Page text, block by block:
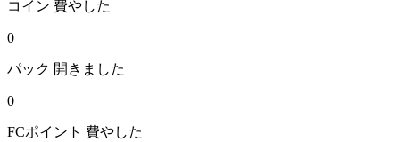
コイン 費やした
0
パック 開きました
0
FCポイント 費やした